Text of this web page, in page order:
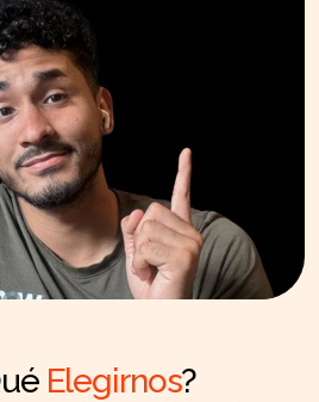
Elegirnos?